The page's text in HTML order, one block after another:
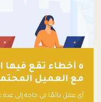
٥ أخطاء تقع
مع العميل
أي عمل دائمًا في حاجة إلى